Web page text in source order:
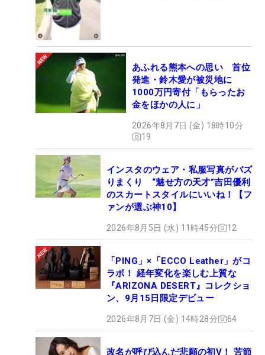
あふれる熊本への思い 首位
発進・鈴木愛が被災地に
1000万円寄付「もらったお
金をほかの人に」
2026年8月7日 (金) 18時10分
19
インスタのウェア・私服写真がバズ
りまくり “魅せ方の天才”吉田優利
のスカートスタイルにいいね！【フ
ァンが選ぶ神10】
2026年8月5日 (水) 11時45分 12
「PING」×「ECCO Leather」がコ
ラボ！ 経年変化を楽しむ上質な
『ARIZONA DESERT』コレクショ
ン、9月15日限定デビュー
2026年8月7日 (金) 14時28分 64
改名が呼び込んだ悲願の初V！ 苦節